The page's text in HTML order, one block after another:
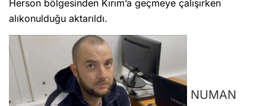
Herson bölgesinden Kırım’a geçmeye çalışırken
alıkonulduğu aktarıldı.
NUMAN